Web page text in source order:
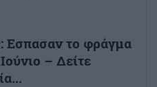
Εσπασαν το φράγμα
– Δείτε